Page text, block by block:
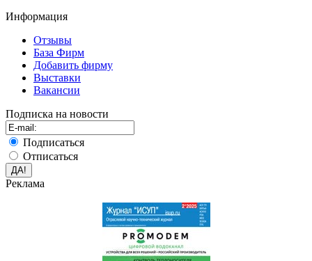
Информация
Отзывы
База Фирм
Добавить фирму
Выставки
Вакансии
Подписка на новости
Подписаться
Отписаться
Реклама